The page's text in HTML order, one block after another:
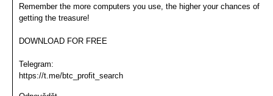
Remember the more computers you use, the higher your chances of
getting the treasure!
DOWNLOAD FOR FREE
Telegram:
https://t.me/btc_profit_search